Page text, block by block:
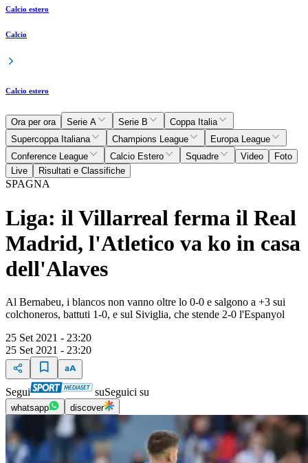
Calcio estero
Calcio
Calcio estero
Ora per ora Serie A Serie B
Coppa Italia
Supercoppa Italiana
Champions League
Europa League
Conference League
Calcio Estero Squadre Video
Foto
Live
Risultati e Classifiche
SPAGNA
Liga: il Villarreal ferma il Real
Madrid, l'Atletico va ko in casa
dell'Alaves
Al Bernabeu, i blancos non vanno oltre lo 0-0 e salgono a +3 sui
colchoneros, battuti 1-0, e sul Siviglia, che stende 2-0 l'Espanyol
25 Set 2021 - 23:20
25 Set 2021 - 23:20
Segui suSeguici su
whatsapp discover